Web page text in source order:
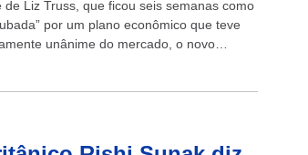
Liz Truss, que ficou seis semanas como
por um plano econômico que teve
unânime do mercado, o novo